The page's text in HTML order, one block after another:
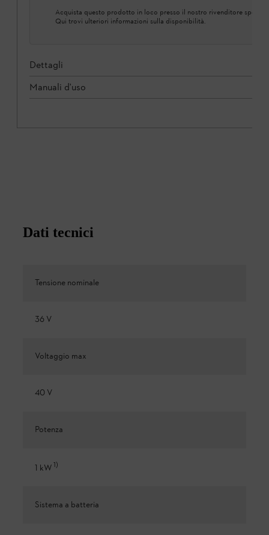
Acquista questo prodotto in loco presso il nostro rivenditore
Qui trovi ulteriori informazioni sulla disponibilità.
Dettagli
Manuali d'uso
Dati tecnici
Tensione nominale
36 V
Voltaggio max
40 V
Potenza
1 kW1)
Sistema a batteria